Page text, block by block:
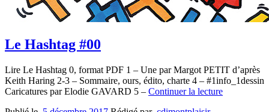
Le Hashtag #00
Lire Le Hashtag 0, format PDF 1 – Une par Margot PETIT d’après
Keith Haring 2-3 – Sommaire, ours, édito, charte 4 – #1info_1dessin
Caricatures par Elodie GAVARD 5 – Continuer la lecture